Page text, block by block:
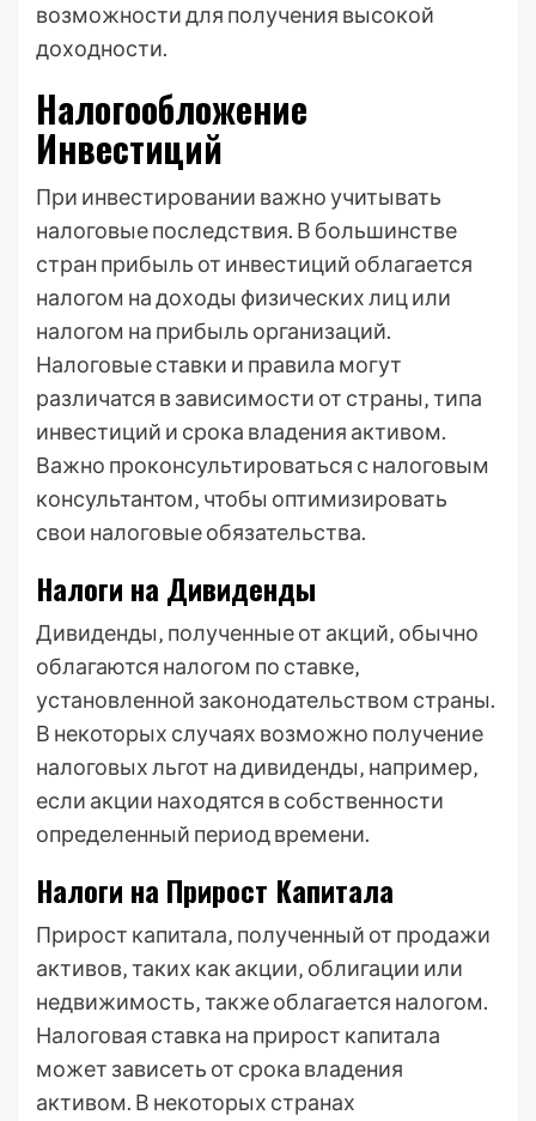
возможности для получения высокой
доходности.
Налогообложение
Инвестиций
При инвестировании важно учитывать
налоговые последствия. В большинстве
стран прибыль от инвестиций облагается
налогом на доходы физических лиц или
налогом на прибыль организаций.
Налоговые ставки и правила могут
различатся в зависимости от страны‚ типа
инвестиций и срока владения активом.
Важно проконсультироваться с налоговым
консультантом‚ чтобы оптимизировать
свои налоговые обязательства.
Налоги на Дивиденды
Дивиденды‚ полученные от акций‚ обычно
облагаются налогом по ставке‚
установленной законодательством страны.
В некоторых случаях возможно получение
налоговых льгот на дивиденды‚ например‚
если акции находятся в собственности
определенный период времени.
Налоги на Прирост Капитала
Прирост капитала‚ полученный от продажи
активов‚ таких как акции‚ облигации или
недвижимость‚ также облагается налогом.
Налоговая ставка на прирост капитала
может зависеть от срока владения
активом. В некоторых странах